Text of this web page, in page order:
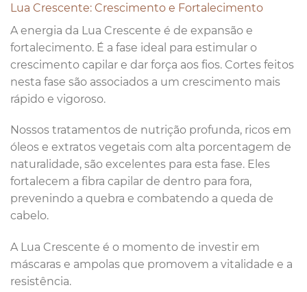
Lua Crescente: Crescimento e Fortalecimento
A energia da Lua Crescente é de expansão e
fortalecimento. É a fase ideal para estimular o
crescimento capilar e dar força aos fios. Cortes feitos
nesta fase são associados a um crescimento mais
rápido e vigoroso.
Nossos tratamentos de nutrição profunda, ricos em
óleos e extratos vegetais com alta porcentagem de
naturalidade, são excelentes para esta fase. Eles
fortalecem a fibra capilar de dentro para fora,
prevenindo a quebra e combatendo a queda de
cabelo.
A Lua Crescente é o momento de investir em
máscaras e ampolas que promovem a vitalidade e a
resistência.